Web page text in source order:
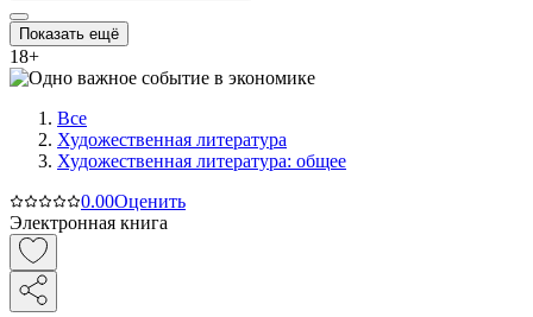
Показать ещё
18+
Все
Художественная литература
Художественная литература: общее
0.00Оценить
Электронная книга